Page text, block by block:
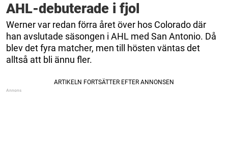
AHL-debuterade i fjol
Werner var redan förra året över hos Colorado där
han avslutade säsongen i AHL med San Antonio. Då
blev det fyra matcher, men till hösten väntas det
alltså att bli ännu fler.